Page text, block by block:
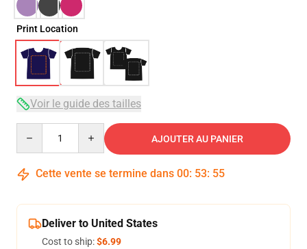
Print Location
Voir le guide des tailles
AJOUTER AU PANIER
Cette vente se termine dans 00: 53: 54
Deliver to United States
Cost to ship:$6.99